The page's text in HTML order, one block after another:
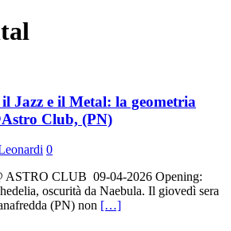
Jazz e il Metal: la geometria
Club, (PN)
0
CLUB 09-04-2026 Opening:
oscurità da Naebula. Il giovedì sera
(PN) non […]